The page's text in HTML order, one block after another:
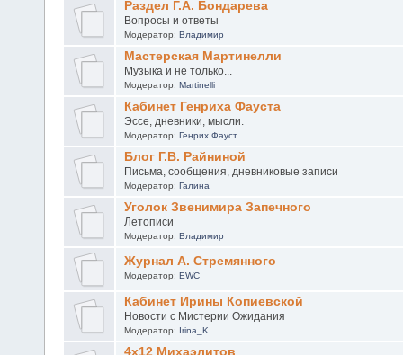
Раздел Г.А. Бондарева
Вопросы и ответы
Модератор: Владимир
Мастерская Мартинелли
Музыка и не только...
Модератор: Martinelli
Кабинет Генриха Фауста
Эссе, дневники, мысли.
Модератор: Генрих Фауст
Блог Г.В. Райниной
Письма, сообщения, дневниковые записи
Модератор: Галина
Уголок Звенимира Запечного
Летописи
Модератор: Владимир
Журнал А. Стремянного
Модератор: EWC
Кабинет Ирины Копиевской
Новости с Мистерии Ожидания
Модератор: Irina_K
4х12 Михаэлитов